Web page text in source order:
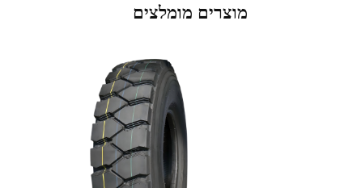
מוצרים מומלצים